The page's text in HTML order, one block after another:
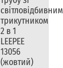
світловідбивним
трикутником
2 в 1
LEEPEE
13056
(жовтий)